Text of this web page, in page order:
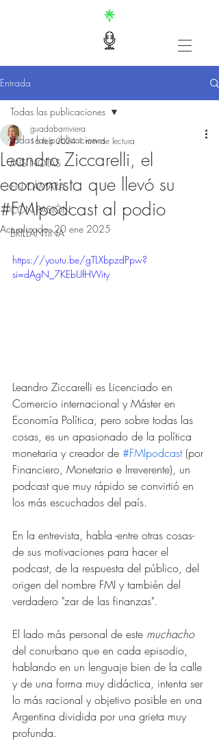
Entrada
Todas las publicaciones
MIS NOTAS
EN CÁMARA
CON PASIÓN
BRILLANTINA
Todas las publicaciones
Leandro Ziccarelli, el
economista que llevó su
#FMIpodcast al podio
guadabarriviera
16 feb 2024 1 min de lectura
Actualizado:20 ene 2025
https://youtu.be/gTLXbpzdPpw?
si=dAgN_7KEbUfHWity
Leandro Ziccarelli es Licenciado en
Comercio internacional y Máster en
Economía Política, pero sobre todas las
cosas, es un apasionado de la política
monetaria y creador de #FMIpodcast (por
Financiero, Monetario e Irreverente), un
podcast que muy rápido se convirtió en
los más escuchados del país.
En la entrevista, habla -entre otras cosas-
de sus motivaciones para hacer el
podcast, de la respuesta del público, del
origen del nombre FMI y también del
verdadero "zar de las finanzas".
El lado más personal de este muchacho
del conurbano que en cada episodio,
hablando en un lenguaje bien de la calle
y de una forma muy didáctica, intenta ser
lo más racional y objetivo posible en una
Argentina dividida por una grieta muy
profunda.